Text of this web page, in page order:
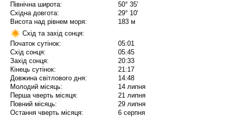
Північна широта:
50° 35'
Східна довгота:
29° 10'
Висота над рівнем моря:
183 м
Схід та захід сонця:
Початок сутінок:
05:01
Схід сонця:
05:45
Захід сонця:
20:33
Кінець сутінок:
21:17
Довжина світлового дня:
14:48
Молодий місяць:
14 липня
Перша чверть місяця:
21 липня
Повний місяць:
29 липня
Остання чверть місяця:
6 серпня